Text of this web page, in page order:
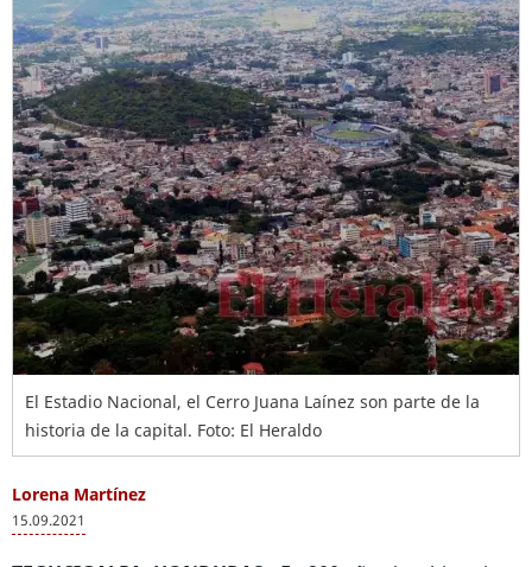
El Estadio Nacional, el Cerro Juana Laínez son parte de la
historia de la capital. Foto: El Heraldo
Lorena Martínez
15.09.2021